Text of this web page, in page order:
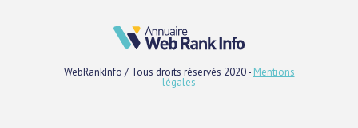
WebRankInfo / Tous droits réservés 2020 - Mentions
légales